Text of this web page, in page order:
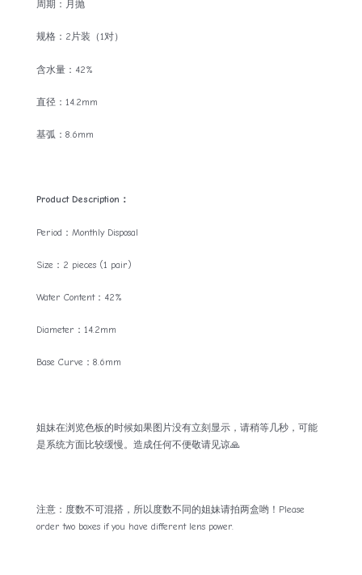
周期：月抛
规格：2片装（1对）
含水量：42%
直径：14.2mm
基弧：8.6mm
Product Description：
Period：Monthly Disposal
Size：2 pieces (1 pair)
Water Content：42%
Diameter：14.2mm
Base Curve：8.6mm
姐妹在浏览色板的时候如果图片没有立刻显示，请稍等几秒，可能
是系统方面比较缓慢。造成任何不便敬请见谅🙏
注意：度数不可混搭，所以度数不同的姐妹请拍两盒哟！Please
order two boxes if you have different lens power.